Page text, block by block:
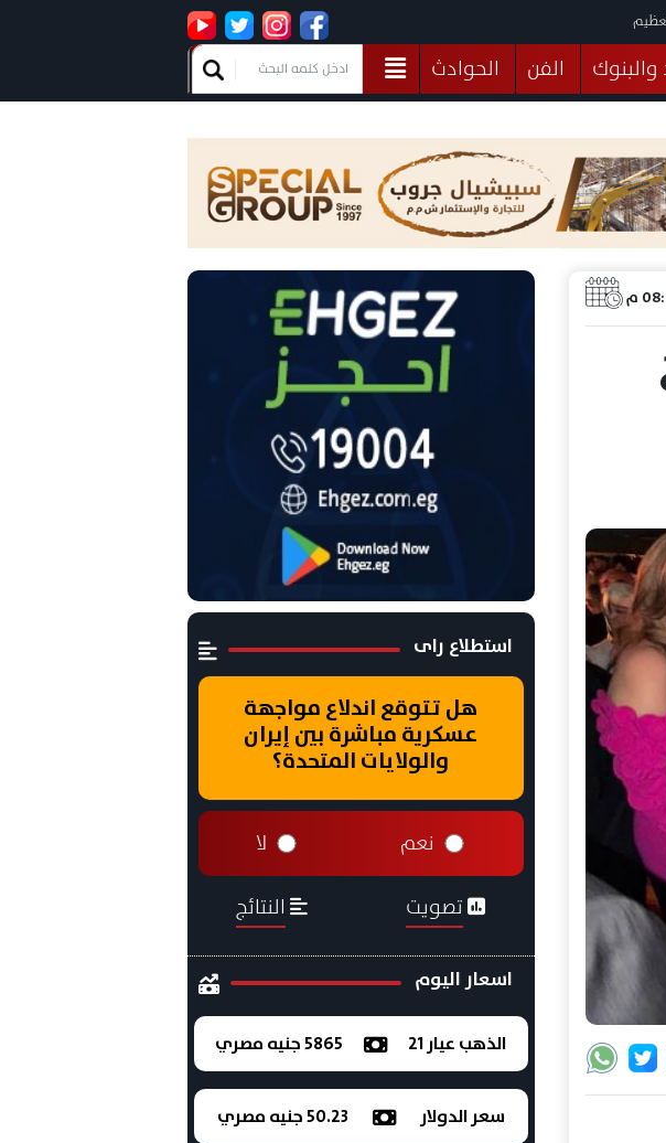
والبنوك الفن
الحوادث
خدمات منوعات
استطلاع راى
هل تتوقع اندلاع مواجهة
عسكرية مباشرة بين إيران
والولايات المتحدة؟
نعم لا
تصويت النتائج
اسعار اليوم
الذهب عيار 21 5865 جنيه مصري
سعر الدولار 50.23 جنيه مصري